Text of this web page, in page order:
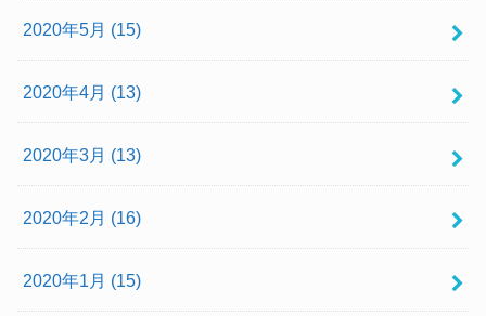
2020年5月 (15)
2020年4月 (13)
2020年3月 (13)
2020年2月 (16)
2020年1月 (15)